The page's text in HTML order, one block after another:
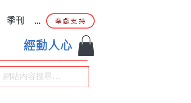
季刊 ... 奉獻支持
經動人心